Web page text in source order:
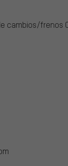
cambios/frenos